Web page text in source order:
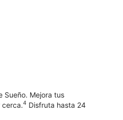
Sueño. Mejora tus
cerca.4 Disfruta hasta 24